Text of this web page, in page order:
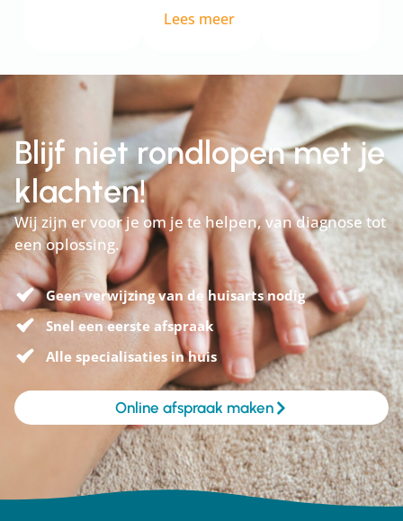
Lees meer
Blijf niet rondlopen met je
klachten!
Wij zijn er voor je om je te helpen, van diagnose tot
een oplossing.
Geen verwijzing van de huisarts nodig
Snel een eerste afspraak
Alle specialisaties in huis
Online afspraak maken